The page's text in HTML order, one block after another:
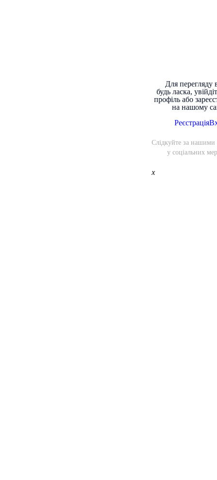
Для перегляду
будь ласка,
профіль або
на нашому
Реєстрація
Слідкуйте за
у соціальних
x